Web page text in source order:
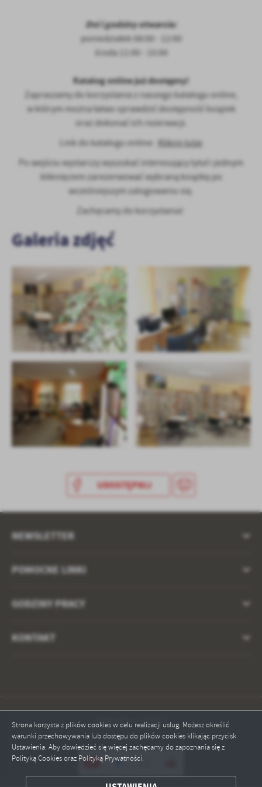
Strona korzysta z plików cookies w celu realizacji usług. Możesz określić
warunki przechowywania lub dostępu do plików cookies klikając przycisk
Ustawienia. Aby dowiedzieć się więcej zachęcamy do zapoznania się z
Polityką Cookies oraz Polityką Prywatności.
ZAPISZ WYBRANE
Dni i godziny otwarcia:
poniedziałek 08:00 - 12:00
środa 11:00 - 15:00
Katalog online już dostępny!
Zapraszamy do korzystania z naszego katalogu online,
w którym można łatwo sprawdzić dostępność książek
oraz dokonać ich rezerwacji.
Link do katalogu online:
Kliknij tutaj
Po wejściu wystarczy wyszukać interesujący tytuł i jednym
kliknięciem zarezerwować wybraną książkę po
wcześniejszym zalogowaniu się.
Zachęcamy do korzystania!
Galeria zdjęć
UDOSTĘPNIJ
POMOCNE LINKI
NEWSLETTER
GODZINY PRACY
KONTAKT
Odwiedzin: 184418
Online: 2